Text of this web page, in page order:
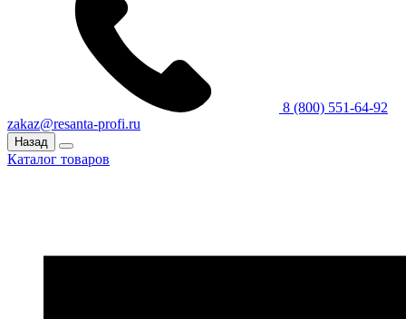
8 (800) 551-64-92
zakaz@resanta-profi.ru
Назад
Каталог товаров